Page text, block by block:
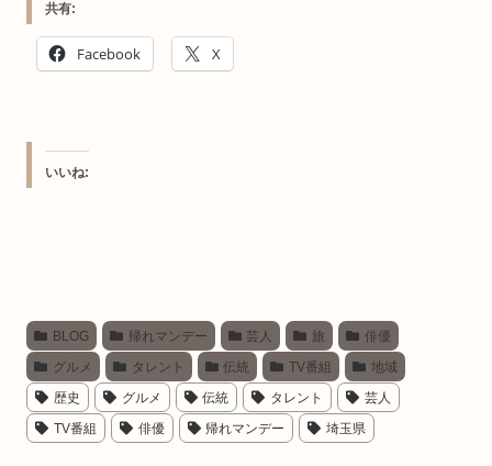
共有:
Facebook X
いいね:
BLOG 帰れマンデー 芸人 旅 俳優
グルメ タレント 伝統 TV番組 地域
歴史 グルメ 伝統 タレント
芸人
TV番組
俳優 帰れマンデー 埼玉県